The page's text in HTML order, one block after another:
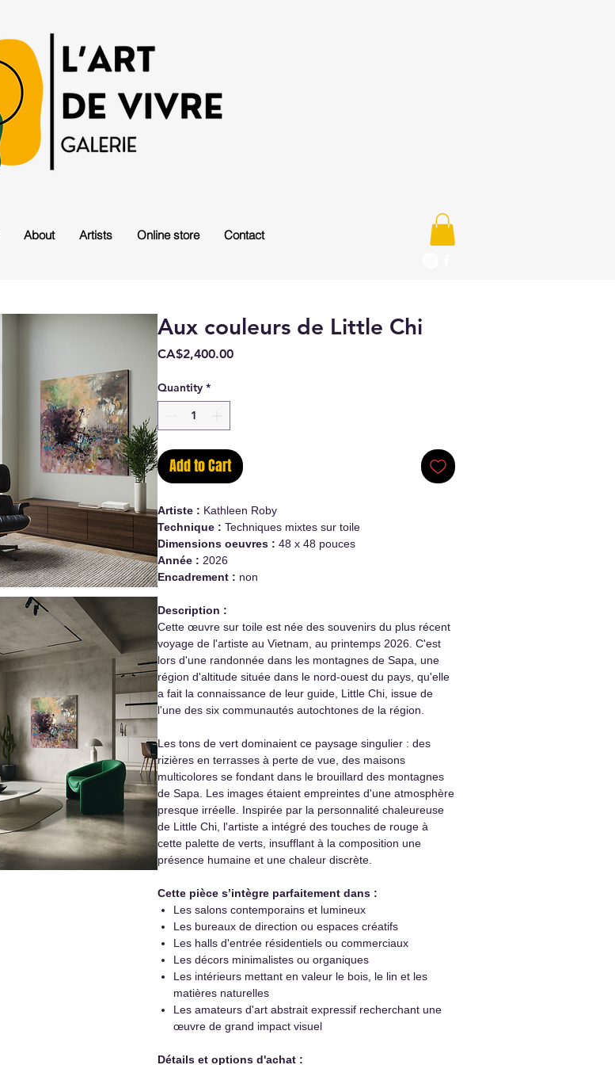
About Artists Online store Contact
Aux couleurs de Little Chi
CA$2,400.00Price
Quantity *
Add to Cart
Artiste : Kathleen Roby
Technique : Techniques mixtes sur toile
Dimensions oeuvres : 48 x 48 pouces
Année : 2026
Encadrement : non
Description :
Cette œuvre sur toile est née des souvenirs du plus récent
voyage de l'artiste au Vietnam, au printemps 2026. C'est
lors d'une randonnée dans les montagnes de Sapa, une
région d'altitude située dans le nord-ouest du pays, qu'elle
a fait la connaissance de leur guide, Little Chi, issue de
l'une des six communautés autochtones de la région.
Les tons de vert dominaient ce paysage singulier : des
rizières en terrasses à perte de vue, des maisons
multicolores se fondant dans le brouillard des montagnes
de Sapa. Les images étaient empreintes d'une atmosphère
presque irréelle. Inspirée par la personnalité chaleureuse
de Little Chi, l'artiste a intégré des touches de rouge à
cette palette de verts, insufflant à la composition une
présence humaine et une chaleur discrète.
Cette pièce s’intègre parfaitement dans :
Les salons contemporains et lumineux
Les bureaux de direction ou espaces créatifs
Les halls d'entrée résidentiels ou commerciaux
Les décors minimalistes ou organiques
Les intérieurs mettant en valeur le bois, le lin et les
matières naturelles
Les amateurs d'art abstrait expressif recherchant une
œuvre de grand impact visuel
Détails et options d'achat :